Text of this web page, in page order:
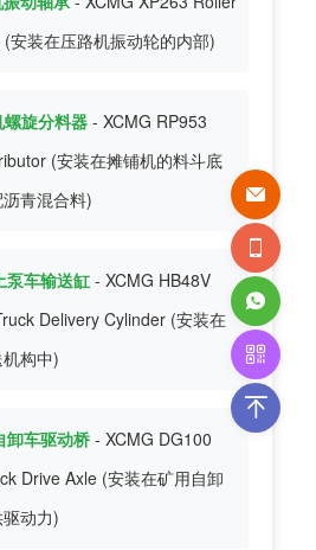
安装在压路机振动轮的内部)
旋分料器- XCMG RP953
(安装在摊铺机的料斗底
青混合料)
泵车输送缸- XCMG HB48V
Delivery Cylinder (安装在
构中)
卸车驱动桥- XCMG DG100
Drive Axle (安装在矿用自卸
动力)